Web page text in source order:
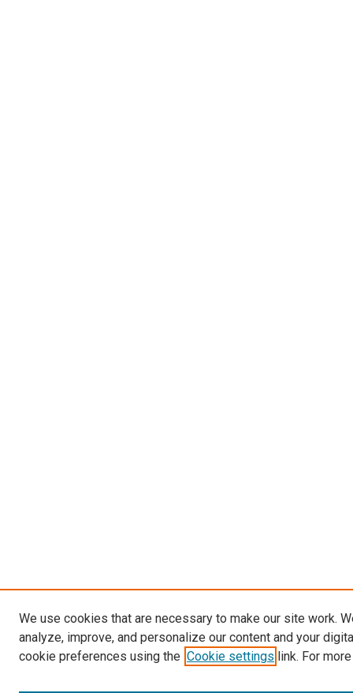
We use cookies that are necessary to make our site work.
analyze, improve, and personalize our content and your
cookie preferences using the Cookie settings link. For